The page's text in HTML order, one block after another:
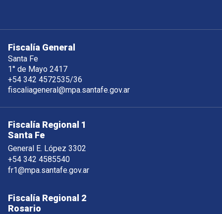
Fiscalía General
Santa Fe
1° de Mayo 2417
+54 342 4572535/36
fiscaliageneral@mpa.santafe.gov.ar
Fiscalía Regional 1
Santa Fe
General E. López 3302
+54 342 4585540
fr1@mpa.santafe.gov.ar
Fiscalía Regional 2
Rosario